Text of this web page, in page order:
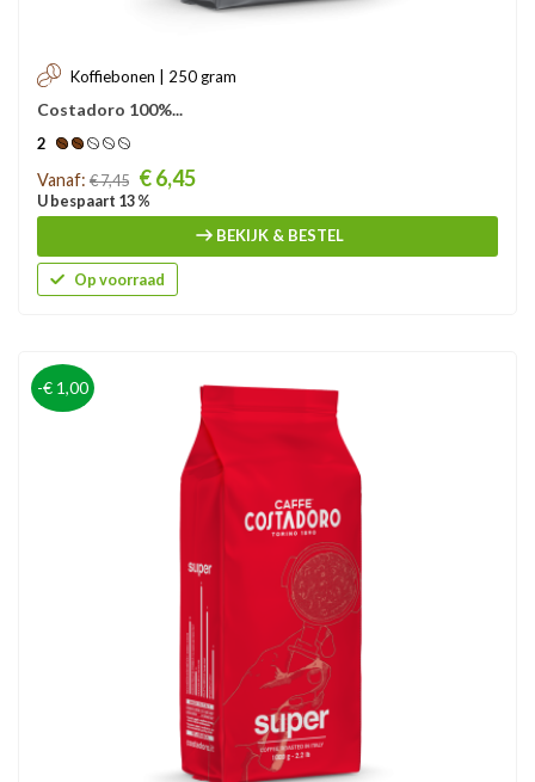
Koffiebonen | 250 gram
Costadoro 100%...
2
Prijs
Vanaf: € 7,45 € 6,45
U bespaart 13 %
BEKIJK & BESTEL
Op voorraad
-€ 1,00